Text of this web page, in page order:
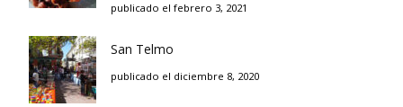
publicado el febrero 3, 2021
San Telmo
publicado el diciembre 8, 2020